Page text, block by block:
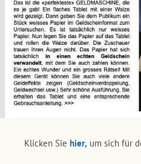
Klicken Sie hier, um sich für